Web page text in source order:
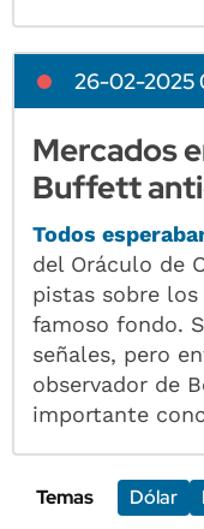
26-02-2025
Mercados
Buffett
Todos
del Oráculo de
pistas sobre
famoso fondo.
señales, pero
observador de
importante
Temas Dólar